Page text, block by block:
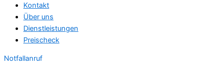
Kontakt
Über uns
Dienstleistungen
Preischeck
Notfallanruf